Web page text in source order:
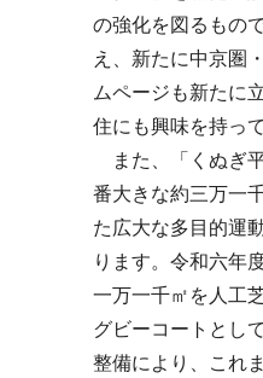
の強化を図るもの
え、新たに中京圏
ムページも新たに
住にも興味を持っ
また、「くぬぎ
番大きな約三万一
た広大な多目的運
ります。令和六年
一万一千㎡を人工
グビーコートとし
整備により、これ